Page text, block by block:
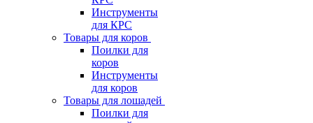
Инструменты
для КРС
Товары для коров
Поилки для
коров
Инструменты
для коров
Товары для лошадей
Поилки для